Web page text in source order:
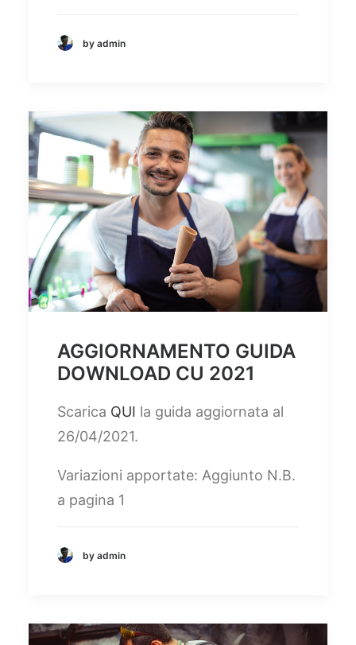
by admin
AGGIORNAMENTO GUIDA
DOWNLOAD CU 2021
Scarica QUI la guida aggiornata al
26/04/2021.
Variazioni apportate: Aggiunto N.B.
a pagina 1
by admin